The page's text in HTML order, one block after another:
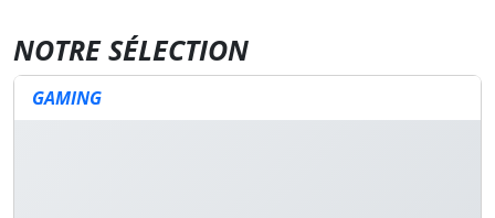
NOTRE SÉLECTION
GAMING